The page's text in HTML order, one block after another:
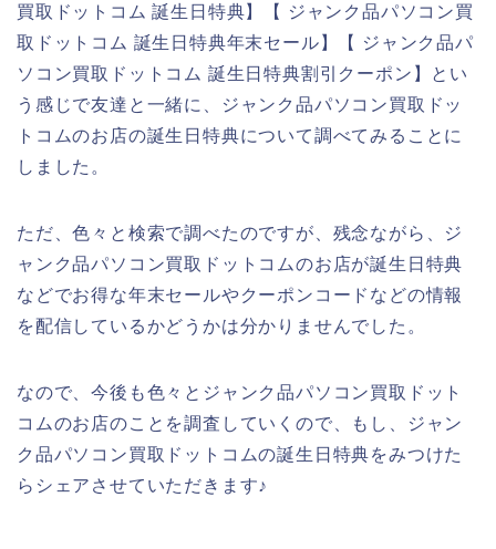
買取ドットコム 誕生日特典】【 ジャンク品パソコン買
取ドットコム 誕生日特典年末セール】【 ジャンク品パ
ソコン買取ドットコム 誕生日特典割引クーポン】とい
う感じで友達と一緒に、ジャンク品パソコン買取ドッ
トコムのお店の誕生日特典について調べてみることに
しました。
ただ、色々と検索で調べたのですが、残念ながら、ジ
ャンク品パソコン買取ドットコムのお店が誕生日特典
などでお得な年末セールやクーポンコードなどの情報
を配信しているかどうかは分かりませんでした。
なので、今後も色々とジャンク品パソコン買取ドット
コムのお店のことを調査していくので、もし、ジャン
ク品パソコン買取ドットコムの誕生日特典をみつけた
らシェアさせていただきます♪